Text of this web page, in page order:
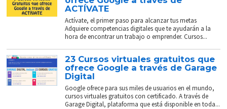
ACTÍVATE
Actívate, el primer paso para alcanzar tus metas
Adquiere competencias digitales que te ayudarán a la
hora de encontrar un trabajo o emprender. Cursos...
23 Cursos virtuales gratuitos que
ofrece Google a través de Garage
Digital
Google ofrece para sus miles de usuarios en el mundo,
cursos virtuales gratuitos con certificado. A través de
Garage Digital, plataforma que está disponible en toda...